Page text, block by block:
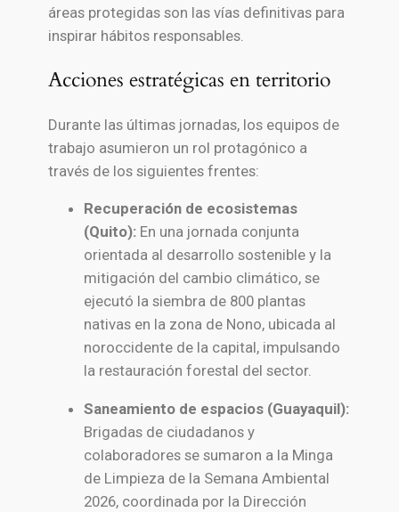
áreas protegidas son las vías definitivas para
inspirar hábitos responsables.
Acciones estratégicas en territorio
Durante las últimas jornadas, los equipos de
trabajo asumieron un rol protagónico a
través de los siguientes frentes:
Recuperación de ecosistemas
(Quito):En una jornada conjunta
orientada al desarrollo sostenible y la
mitigación del cambio climático, se
ejecutó la siembra de 800 plantas
nativas en la zona de Nono, ubicada al
noroccidente de la capital, impulsando
la restauración forestal del sector.
Saneamiento de espacios (Guayaquil):
Brigadas de ciudadanos y
colaboradores se sumaron a la Minga
de Limpieza de la Semana Ambiental
2026, coordinada por la Dirección